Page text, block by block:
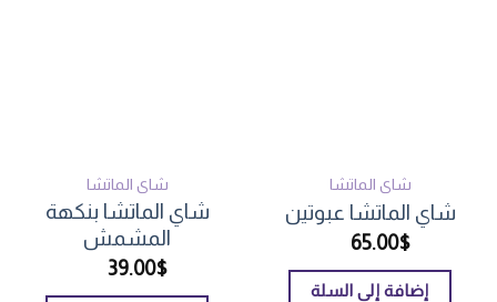
شاي الماتشا
شاي الماتشا عبوتين
65.00$
إضافة إلى السلة
شاي الماتشا
شاي الماتشا بنكهة
المشمش
39.00$